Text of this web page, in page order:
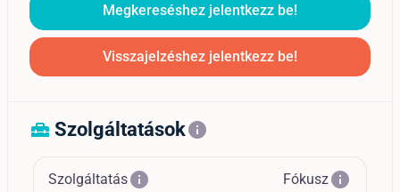
Megkereséshez jelentkezz be!
Visszajelzéshez jelentkezz be!
home_repair_service Szolgáltatásokinfo
Szolgáltatásinfo Fókuszinfo